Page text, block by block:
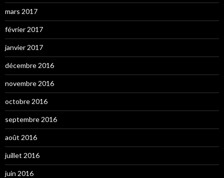
mars 2017
février 2017
janvier 2017
décembre 2016
novembre 2016
octobre 2016
septembre 2016
août 2016
juillet 2016
juin 2016